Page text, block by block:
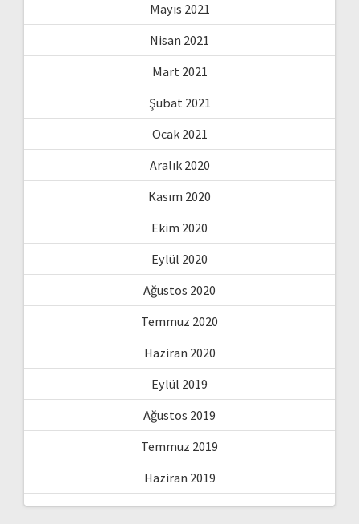
Mayıs 2021
Nisan 2021
Mart 2021
Şubat 2021
Ocak 2021
Aralık 2020
Kasım 2020
Ekim 2020
Eylül 2020
Ağustos 2020
Temmuz 2020
Haziran 2020
Eylül 2019
Ağustos 2019
Temmuz 2019
Haziran 2019